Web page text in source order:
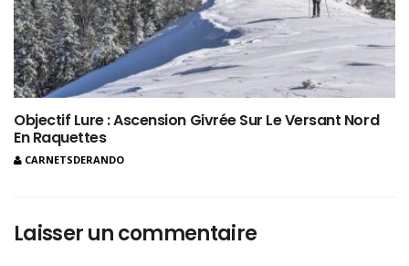
Objectif Lure : Ascension Givrée Sur Le Versant Nord
En Raquettes
CARNETSDERANDO
Laisser un commentaire